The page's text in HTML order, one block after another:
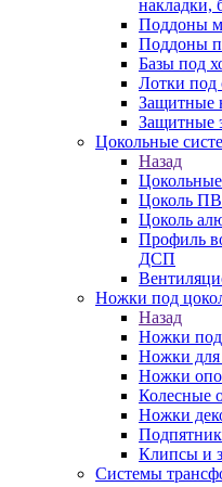
накладки,
Поддоны
Поддоны
Базы под
Лотки под
Защитные
Защитные
Цокольные
Назад
Цоколь
Цоколь
Профиль
ДСП
Ножки под
Назад
Ножки под
Ножки для
Ножки
Колесные
Ножки
Клипсы и
Системы